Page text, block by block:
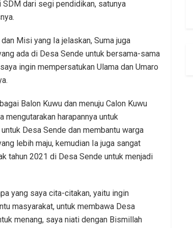
SDM dari segi pendidikan, satunya
Misi yang Ia jelaskan, Suma juga
ada di Desa Sende untuk bersama-sama
ingin mempersatukan Ulama dan Umaro
Balon Kuwu dan menuju Calon Kuwu
harapannya untuk
Desa Sende dan membantu warga
lebih maju, kemudian Ia juga sangat
tahun 2021 di Desa Sende untuk menjadi
yang saya cita-citakan, yaitu ingin
masyarakat, untuk membawa Desa
menang, saya niati dengan Bismillah